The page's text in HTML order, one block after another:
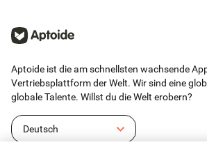
Aptoide ist die am schnellsten wachsende
Vertriebsplattform der Welt. Wir sind eine
globale Talente. Willst du die Welt erobern?
Deutsch